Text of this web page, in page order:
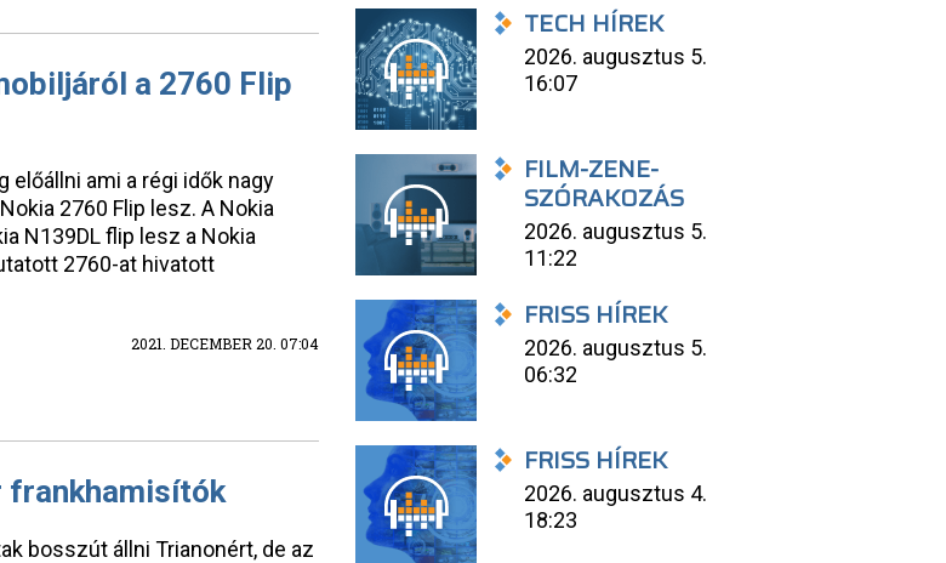
a 2760 Flip
előállni ami a régi idők nagy
2760 Flip lesz. A Nokia
N139DL flip lesz a Nokia
2760-at hivatott
2021. DECEMBER 20. 07:04
frankhamisítók
bosszút állni Trianonért, de az
TECH HÍREK
2026. augusztus 5.
16:07
FILM-ZENE-
SZÓRAKOZÁS
2026. augusztus 5.
11:22
FRISS HÍREK
2026. augusztus 5.
06:32
FRISS HÍREK
2026. augusztus 4.
18:23